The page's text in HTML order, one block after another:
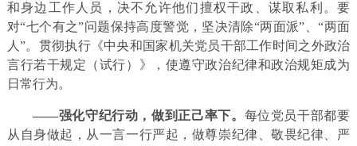
和身边工作人员，决不允许他们擅权干政、谋取私利。要
对“七个有之”问题保持高度警觉，坚决清除“两面派”、“两面
人”。贯彻执行《中央和国家机关党员干部工作时间之外政治
言行若干规定（试行）》，使遵守政治纪律和政治规矩成为
日常行为。
——强化守纪行动，做到正己率下。 每位党员干部都要
从自身做起，从一言一行严起，做尊崇纪律、敬畏纪律、严